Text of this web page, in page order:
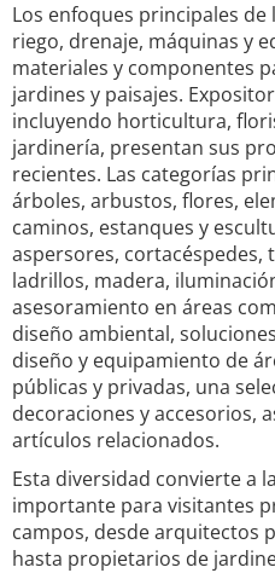
Los enfoques principales
riego, drenaje, máquinas y
materiales y componentes
jardines y paisajes.
incluyendo horticultura,
jardinería, presentan sus
recientes. Las categorías
árboles, arbustos, flores,
caminos, estanques y
aspersores, cortacéspedes,
ladrillos, madera,
asesoramiento en áreas
diseño ambiental,
diseño y equipamiento de
públicas y privadas, una
decoraciones y accesorios,
artículos relacionados.
Esta diversidad convierte a
importante para visitantes
campos, desde arquitectos
hasta propietarios de